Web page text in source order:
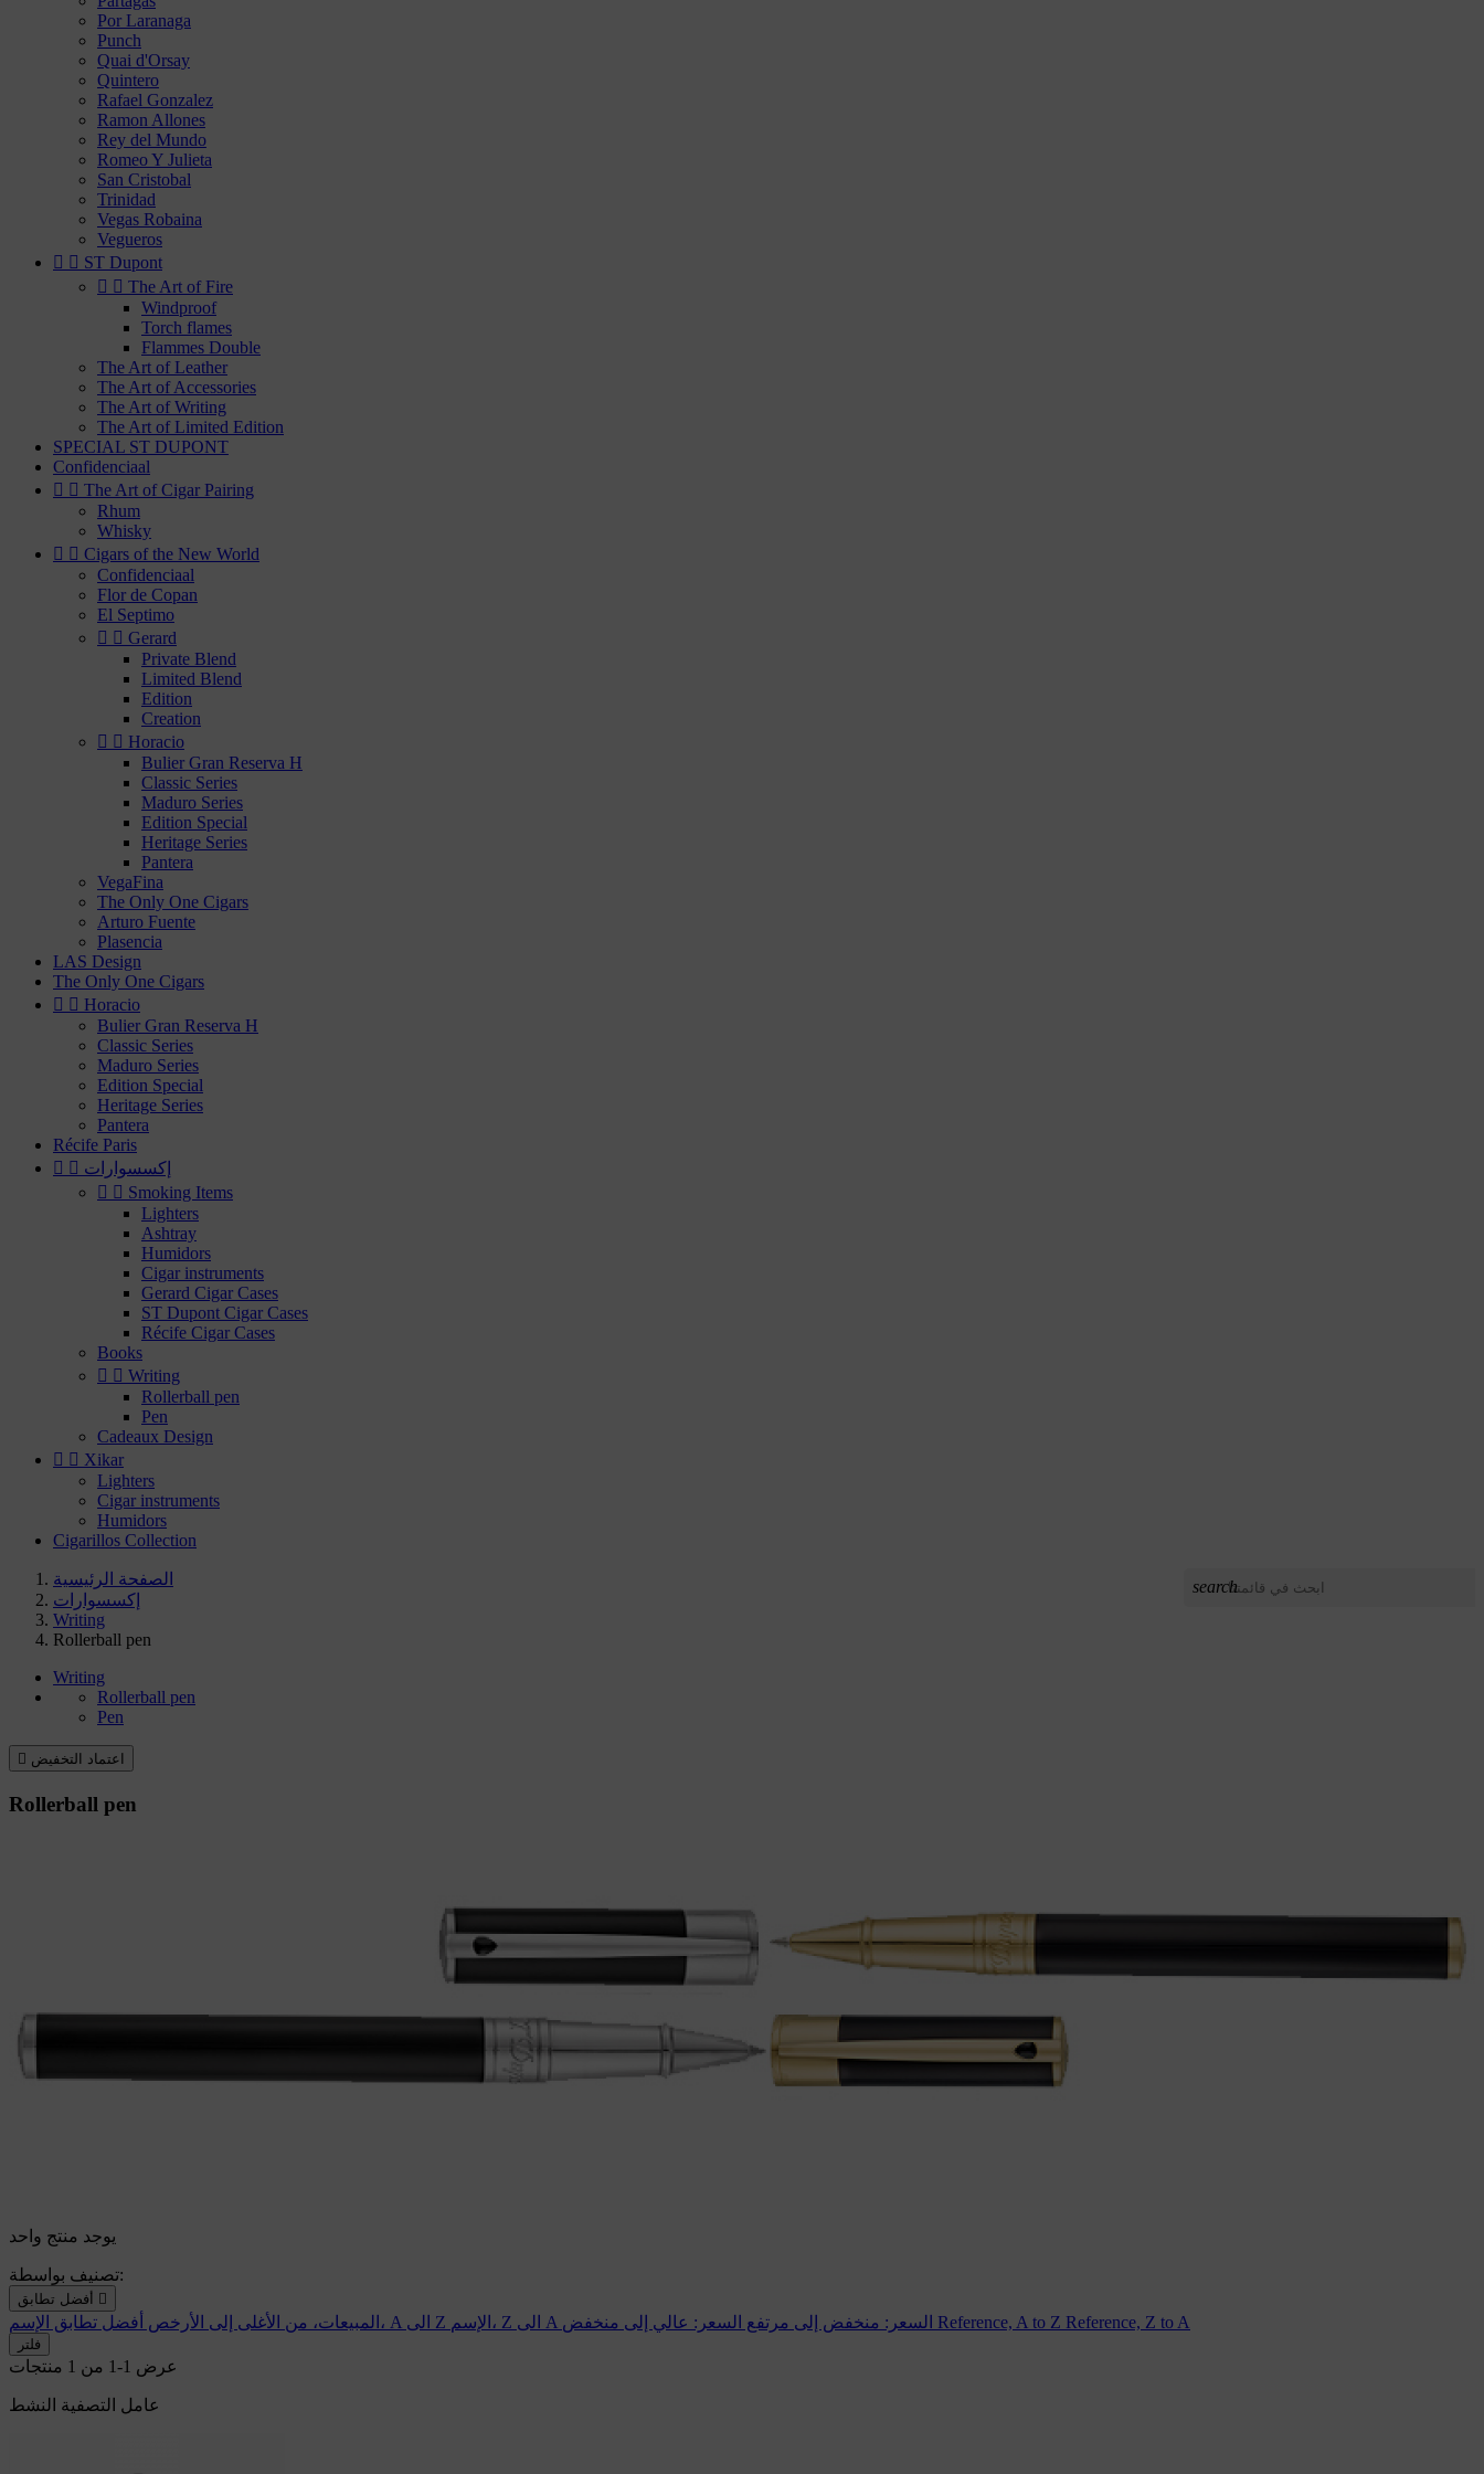
Por Laranaga
Punch
Quai d'Orsay
Quintero
Rafael Gonzalez
Ramon Allones
Rey del Mundo
Romeo Y Julieta
San Cristobal
Trinidad
Vegas Robaina
Vegueros
  ST Dupont
  The Art of Fire
Windproof
Torch flames
Flammes Double
The Art of Leather
The Art of Accessories
The Art of Writing
The Art of Limited Edition
SPECIAL ST DUPONT
Confidenciaal
  The Art of Cigar Pairing
Rhum
Whisky
  Cigars of the New World
Confidenciaal
Flor de Copan
El Septimo
  Gerard
Private Blend
Limited Blend
Edition
Creation
  Horacio
Bulier Gran Reserva H
Classic Series
Maduro Series
Edition Special
Heritage Series
Pantera
VegaFina
The Only One Cigars
Arturo Fuente
Plasencia
LAS Design
The Only One Cigars
  Horacio
Bulier Gran Reserva H
Classic Series
Maduro Series
Edition Special
Heritage Series
Pantera
Récife Paris
  إكسسوارات
  Smoking Items
Lighters
Ashtray
Humidors
Cigar instruments
Gerard Cigar Cases
ST Dupont Cigar Cases
Récife Cigar Cases
Books
  Writing
Rollerball pen
Pen
Cadeaux Design
  Xikar
Lighters
Cigar instruments
Humidors
Cigarillos Collection
search
الصفحة الرئيسية
إكسسوارات
Writing
Rollerball pen
Writing
Rollerball pen
Pen
 اعتماد التخفيض
Rollerball pen
يوجد منتج واحد
تصنيف بواسطة:

المبيعات، من الأغلى إلى الأرخص أفضل تطابق الإسم، A الى Z الإسم، Z الى A السعر: منخفض إلى مرتفع Reference, A to Z Reference, Z to A
فلتر
عرض 1-1 من 1 منتجات
عامل التصفية النشط